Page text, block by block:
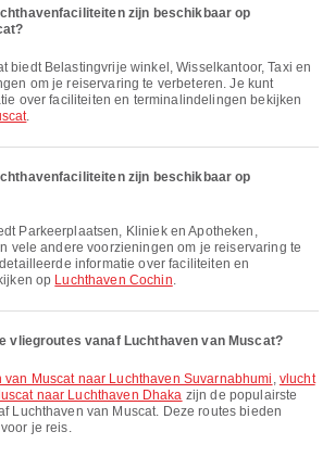
zijn beschikbaar op
om je reiservaring te verbeteren. Je kunt
over faciliteiten en terminalindelingen bekijken
.
zijn beschikbaar op
vele andere voorzieningen om je reiservaring te
informatie over faciliteiten en
op Luchthaven Cochin.
vliegroutes vanaf Luchthaven van Muscat?
van Muscat naar Luchthaven Suvarnabhumi , vlucht
naar Luchthaven Dhaka zijn de populairste
Luchthaven van Muscat. Deze routes bieden
je reis.